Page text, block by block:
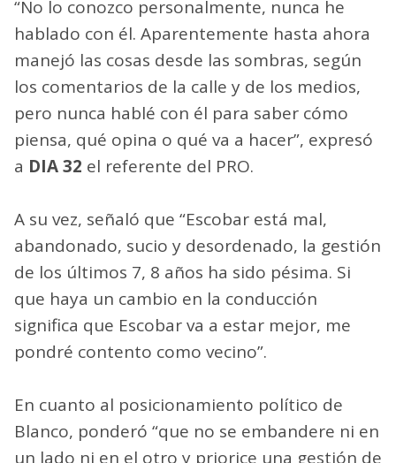
“No lo conozco personalmente, nunca he
hablado con él. Aparentemente hasta ahora
manejó las cosas desde las sombras, según
los comentarios de la calle y de los medios,
pero nunca hablé con él para saber cómo
piensa, qué opina o qué va a hacer”, expresó
a DIA 32 el referente del PRO.
A su vez, señaló que “Escobar está mal,
abandonado, sucio y desordenado, la gestión
de los últimos 7, 8 años ha sido pésima. Si
que haya un cambio en la conducción
significa que Escobar va a estar mejor, me
pondré contento como vecino”.
En cuanto al posicionamiento político de
Blanco, ponderó “que no se embandere ni en
un lado ni en el otro y priorice una gestión de